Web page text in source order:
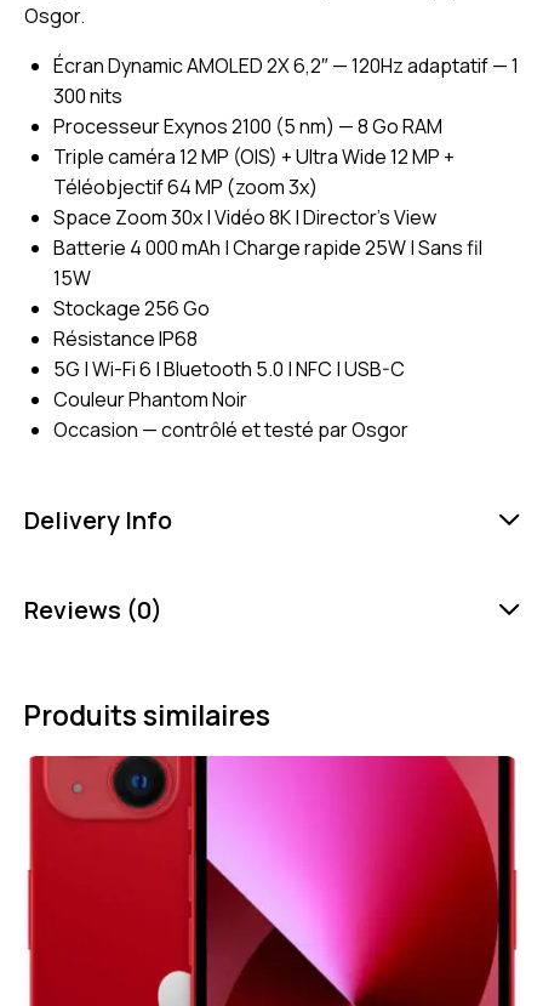
Osgor.
Écran Dynamic AMOLED 2X 6,2″ — 120Hz adaptatif — 1
300 nits
Processeur Exynos 2100 (5 nm) — 8 Go RAM
Triple caméra 12 MP (OIS) + Ultra Wide 12 MP +
Téléobjectif 64 MP (zoom 3x)
Space Zoom 30x | Vidéo 8K | Director’s View
Batterie 4 000 mAh | Charge rapide 25W | Sans fil
15W
Stockage 256 Go
Résistance IP68
5G | Wi-Fi 6 | Bluetooth 5.0 | NFC | USB-C
Couleur Phantom Noir
Occasion — contrôlé et testé par Osgor
Delivery Info
Reviews (0)
Produits similaires